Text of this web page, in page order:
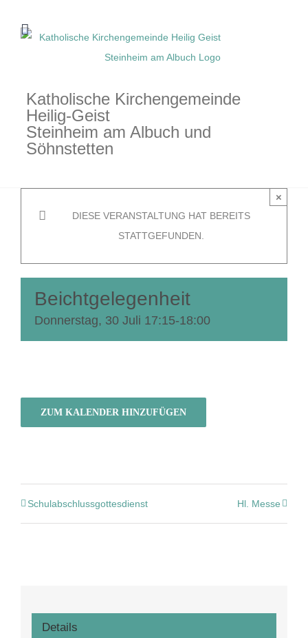
Inhalt
Katholische Kirchengemeinde
Heilig-Geist
Steinheim am Albuch und
Söhnstetten
DIESE VERANSTALTUNG HAT BEREITS
STATTGEFUNDEN.
×
Beichtgelegenheit
Donnerstag, 30 Juli 17:15-18:00
ZUM KALENDER HINZUFÜGEN
Schulabschlussgottesdienst Hl. Messe
Details